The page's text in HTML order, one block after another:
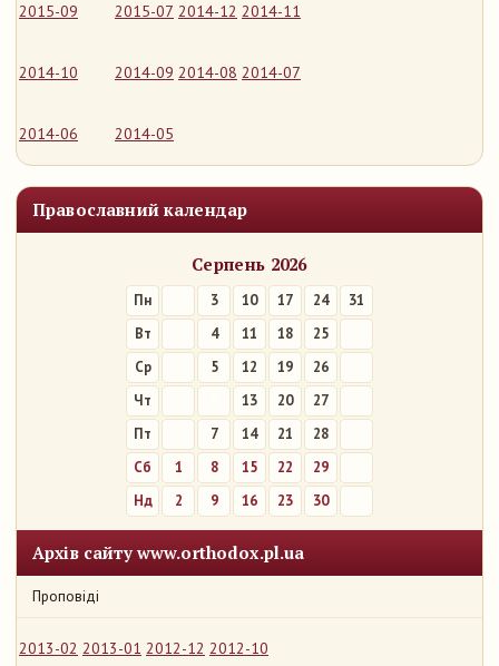
2015-09 2015-07 2014-12 2014-11
2014-10 2014-09 2014-08 2014-07
2014-06 2014-05
Православний календар
Серпень 2026
Пн 3 10 17 24
31
Вт
4 11 18
25
Ср
5 12 19
26
Чт
13 20
27
Пт
7 14 21
28
Сб
1 8 15 22
29
Нд
2 9 16 23 30
Архів сайту www.orthodox.pl.ua
Проповіді
2013-02 2013-01 2012-12 2012-10